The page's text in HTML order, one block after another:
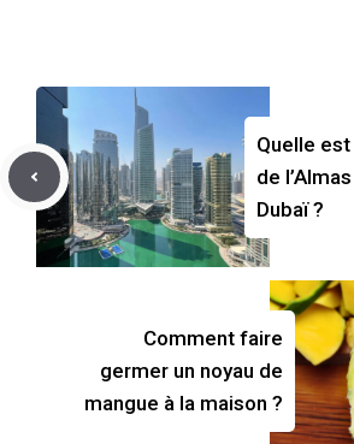
Quelle
de
Dubaï ?
Comment faire
germer un noyau de
mangue à la maison ?